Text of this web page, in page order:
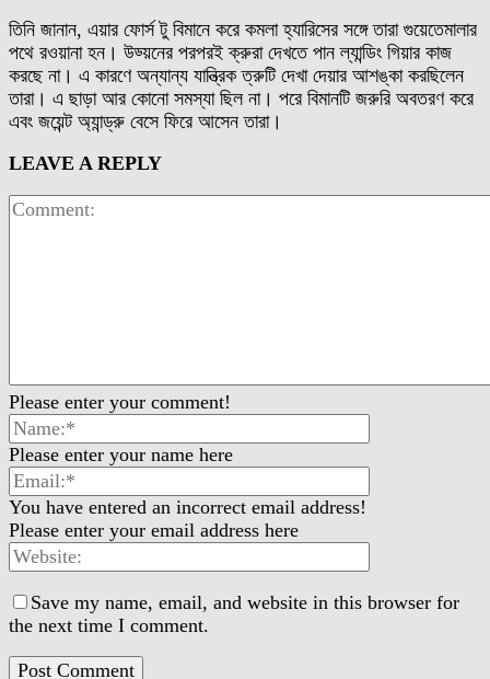
তিনি জানান, এয়ার ফোর্স টু বিমানে করে কমলা হ্যারিসের সঙ্গে তারা গুয়েতেমালার
পথে রওয়ানা হন। উড্য়নের পরপরই ক্রুরা দেখতে পান ল্যান্ডিং গিয়ার কাজ
করছে না। এ কারণে অন্যান্য যান্ত্রিক ত্রুটি দেখা দেয়ার আশঙ্কা করছিলেন
তারা। এ ছাড়া আর কোনো সমস্যা ছিল না। পরে বিমানটি জরুরি অবতরণ করে
এবং জয়েন্ট অ্যান্ড্রু বেসে ফিরে আসেন তারা।
LEAVE A REPLY
Please enter your comment!
Please enter your name here
You have entered an incorrect email address!
Please enter your email address here
Save my name, email, and website in this browser for
the next time I comment.